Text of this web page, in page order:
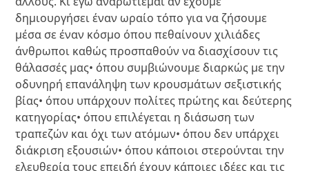
δημιουργήσει έναν ωραίο τόπο για να ζήσουμε
μέσα σε έναν κόσμο όπου πεθαίνουν χιλιάδες
άνθρωποι καθώς προσπαθούν να διασχίσουν τις
θάλασσές μας• όπου συμβιώνουμε διαρκώς με την
οδυνηρή επανάληψη των κρουσμάτων σεξιστικής
βίας• όπου υπάρχουν πολίτες πρώτης και δεύτερης
κατηγορίας• όπου επιλέγεται η διάσωση των
τραπεζών και όχι των ατόμων• όπου δεν υπάρχει
διάκριση εξουσιών• όπου κάποιοι στερούνται την
ελευθερία τους επειδή έχουν κάποιες ιδέες και τις